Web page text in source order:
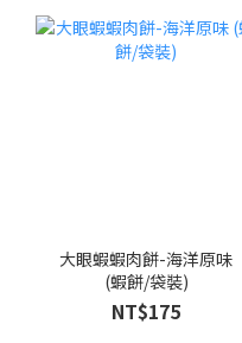
大眼蝦蝦肉餅-海洋原味
(蝦餅/袋裝)
NT$175